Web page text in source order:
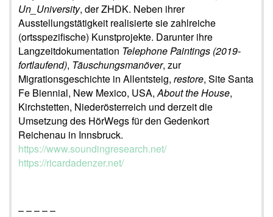
Un_University, der ZHDK. Neben ihrer
Ausstellungstätigkeit realisierte sie zahlreiche
(ortsspezifische) Kunstprojekte. Darunter ihre
Langzeitdokumentation Telephone Paintings (2019-
fortlaufend), Täuschungsmanöver, zur
Migrationsgeschichte in Allentsteig, restore, Site Santa
Fe Biennial, New Mexico, USA,About the House,
Kirchstetten, Niederösterreich und derzeit die
Umsetzung des HörWegs für den Gedenkort
Reichenau in Innsbruck.
https://www.soundingresearch.net/
https://ricardadenzer.net/
– – – – –